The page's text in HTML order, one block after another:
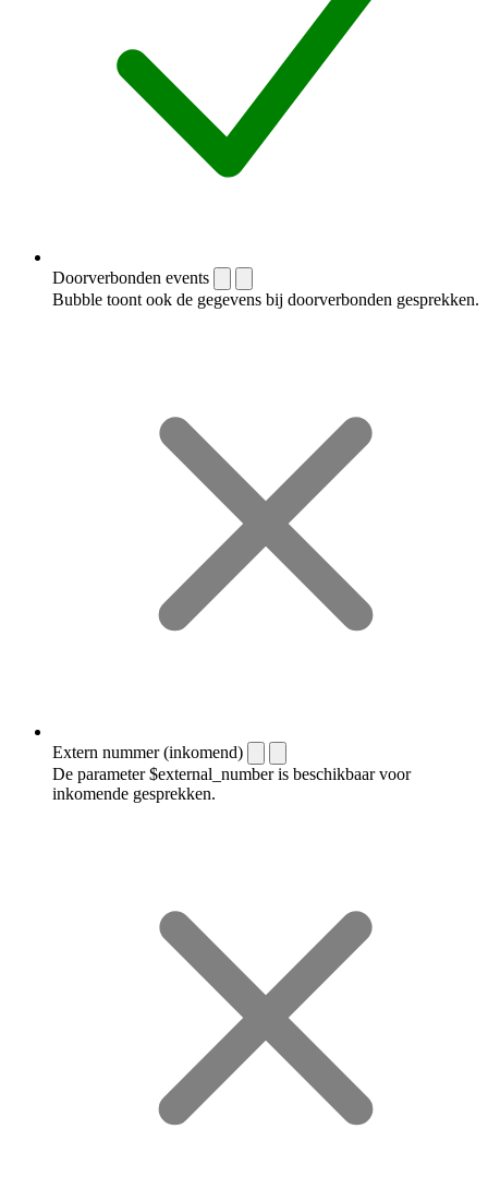
Doorverbonden events
Bubble toont ook de gegevens bij doorverbonden gesprekken.
Extern nummer (inkomend)
De parameter $external_number is beschikbaar voor
inkomende gesprekken.